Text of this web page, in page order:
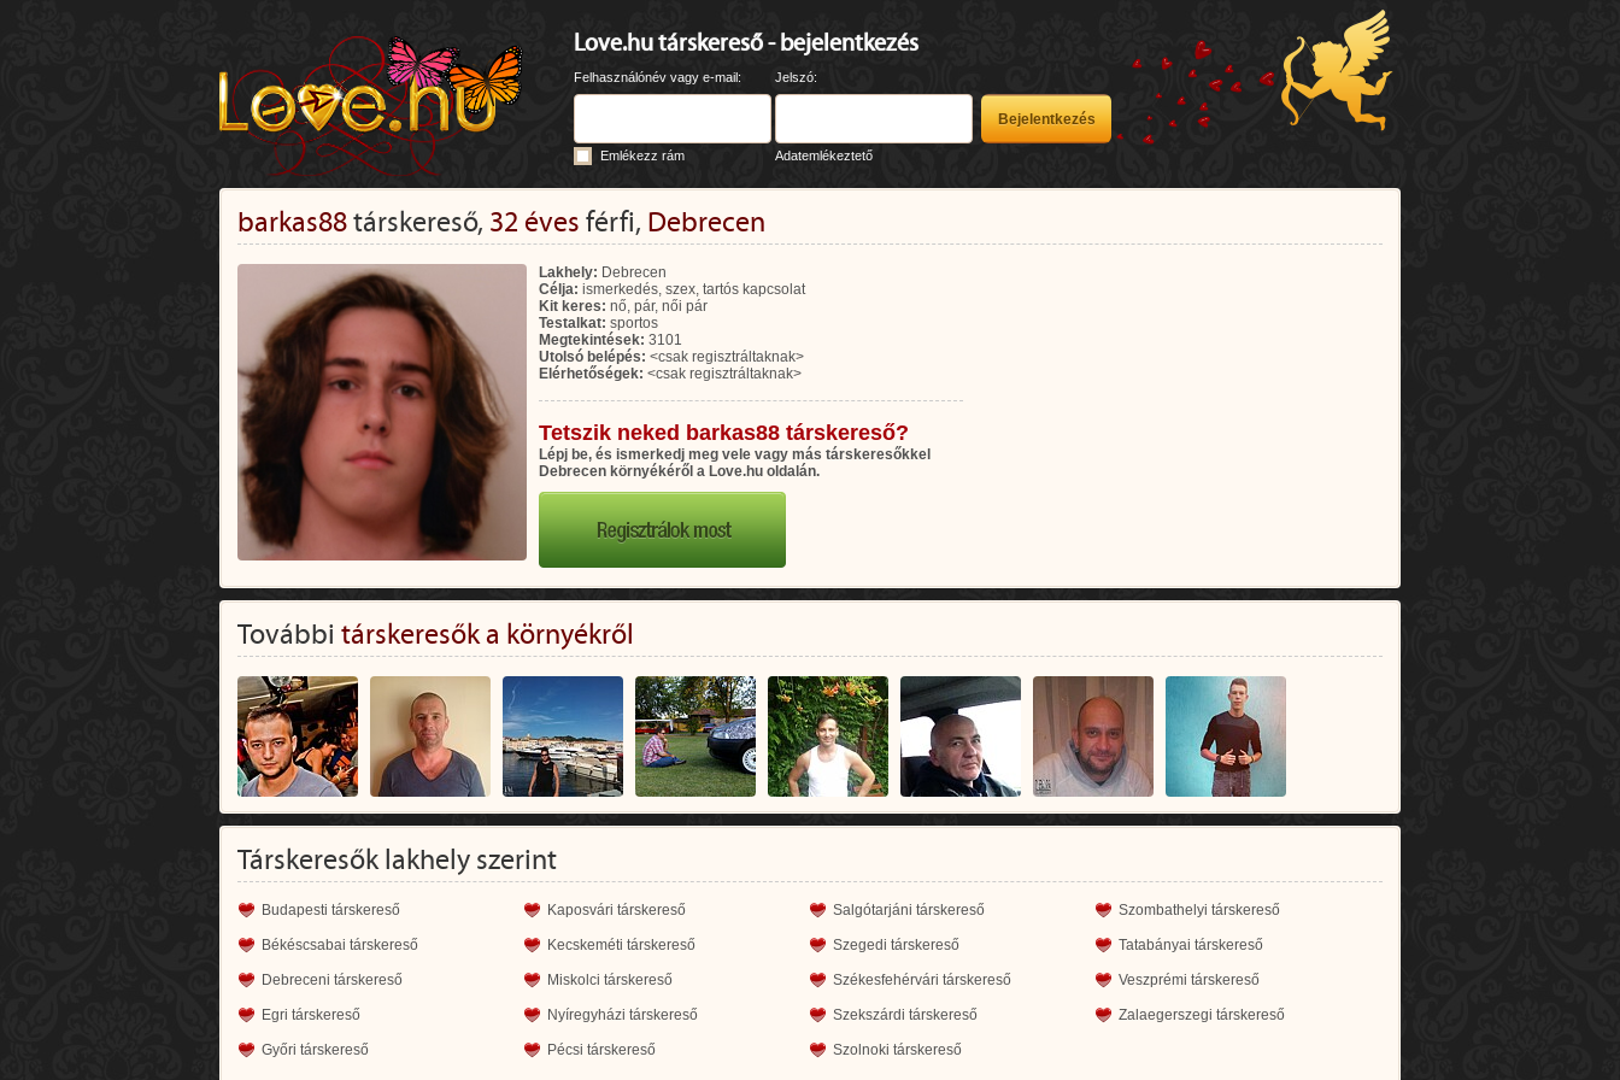
Love.hu társkereső - bejelentkezés
Felhasználónév vagy e-mail: Jelszó:
Emlékezz rám Adatemlékeztető
barkas88társkereső, 32 éves férfi, Debrecen
Lakhely: Debrecen
Célja: ismerkedés, szex, tartós kapcsolat
Kit keres: nő, pár, női pár
Testalkat: sportos
Megtekintések: 3101
Utolsó belépés: <csak regisztráltaknak>
Elérhetőségek: <csak regisztráltaknak>
Tetszik neked barkas88 társkereső?
Lépj be, és ismerkedj meg vele vagy más társkeresőkkel
Debrecen környékéről a Love.hu oldalán.
További társkeresők a környékről
Társkeresők lakhely szerint
Budapesti társkereső Kaposvári társkereső Salgótarjáni társkereső Szombathelyi társkereső
Békéscsabai társkereső Kecskeméti társkereső Szegedi társkereső Tatabányai társkereső
Debreceni társkereső Miskolci társkereső Székesfehérvári társkereső Veszprémi társkereső
Egri társkereső Nyíregyházi társkereső Szekszárdi társkereső Zalaegerszegi társkereső
Győri társkereső Pécsi társkereső Szolnoki társkereső